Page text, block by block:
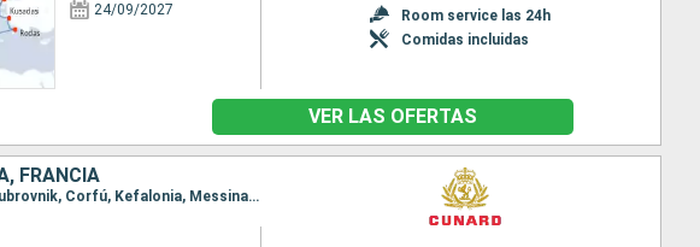
24/09/2027
Room service las 24h
Comidas incluidas
VER LAS OFERTAS
FRANCIA
Itinerario : Civitavecchia - Roma, La Valetta, Kotor, Split, Zadar, Trieste, Dubrovnik, Corfú, Kefalonia, Messina (estrecho), Nápoles, Civitavecchia - Roma, Barcelona, Marsella, Calvi, La Spezia, Civitavecchia - Roma